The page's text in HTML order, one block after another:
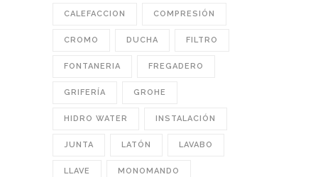
CALEFACCION COMPRESIÓN
CROMO DUCHA FILTRO
FONTANERIA FREGADERO
GRIFERÍA GROHE
HIDRO WATER INSTALACIÓN
JUNTA LATÓN LAVABO
LLAVE MONOMANDO